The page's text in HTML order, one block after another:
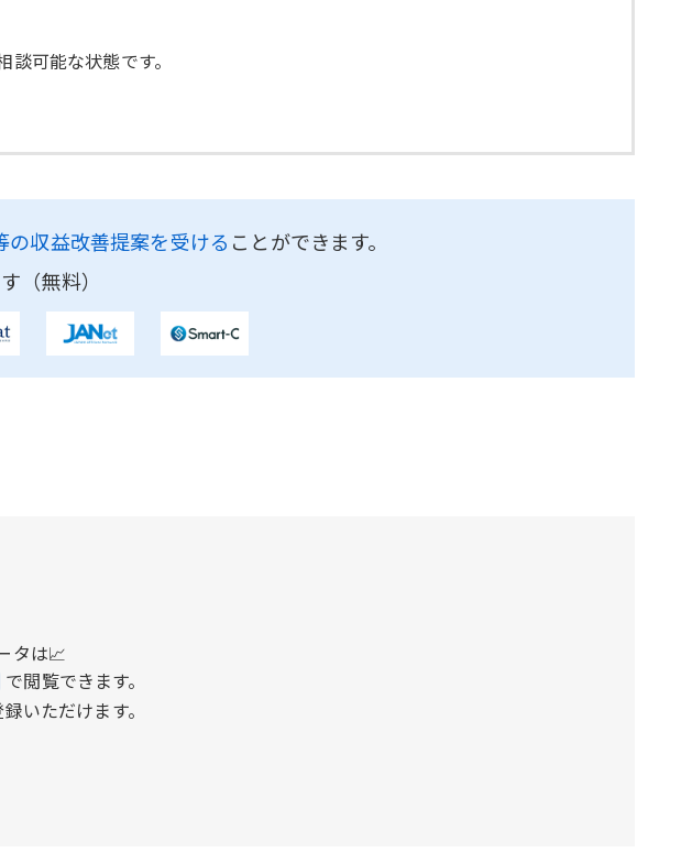
可能な状態です。
収益改善提案を受ける ことができます。
（無料）
タは📈
で閲覧できます。
いただけます。